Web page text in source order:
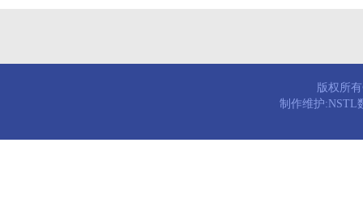
版权所
制作维护:NSTL